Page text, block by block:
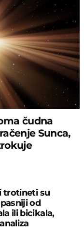
čudna
Sunca,
trotineti su
od
ili bicikala,